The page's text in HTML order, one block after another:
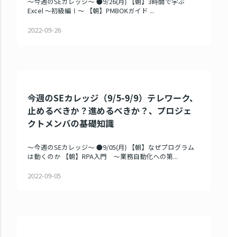
Excel ～初級編Ⅰ～ 【朝】PMBOKガイド ...
2022-09-26
今週のSEカレッジ（9/5-9/9）テレワーク、
止めるべきか？進めるべきか？、プロジェ
クトメンバの基礎知識
～今週のSEカレッジ～ ●9/05(月) 【朝】なぜプログラム
は動くのか 【朝】RPA入門 ～業務自動化への第...
2022-09-05